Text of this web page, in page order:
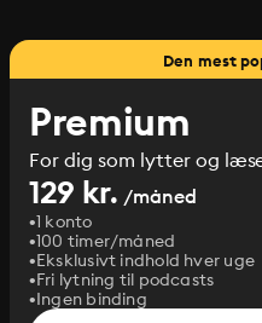
Den mest
Premium
For dig som lytter og
129 kr. /måned
1 konto
100 timer/måned
Eksklusivt indhold hver uge
Fri lytning til podcasts
Ingen binding